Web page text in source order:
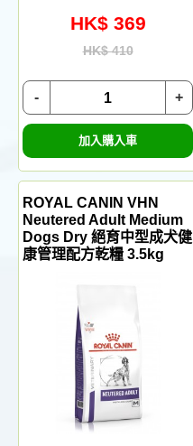
HK$ 369
HK$ 410
+
-
加入購入車
ROYAL CANIN VHN
Neutered Adult Medium
Dogs Dry 絕育中型成犬健
康管理配方乾糧 3.5kg